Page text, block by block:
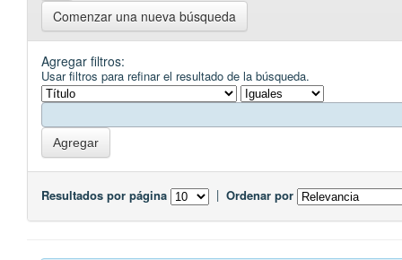
Comenzar una nueva búsqueda
Agregar filtros:
Usar filtros para refinar el resultado de la búsqueda.
Resultados por página | Ordenar por